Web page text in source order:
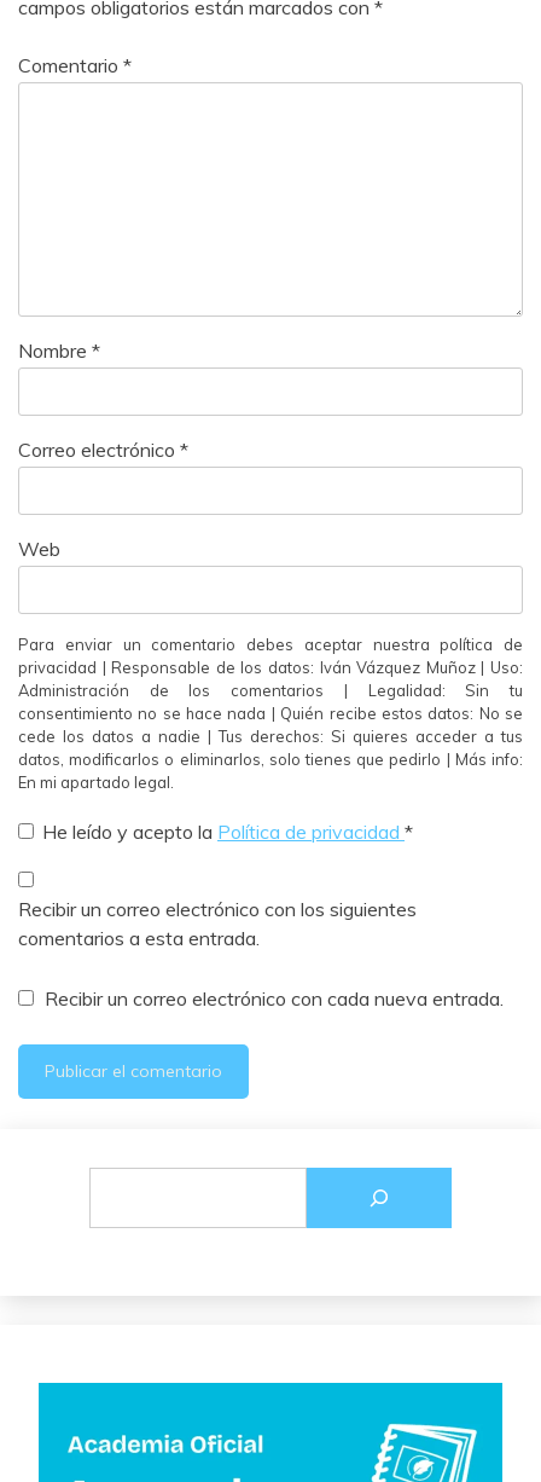
campos obligatorios están marcados con *
Comentario *
Nombre *
Correo electrónico *
Web
Para enviar un comentario debes aceptar nuestra política de
privacidad | Responsable de los datos: Iván Vázquez Muñoz | Uso:
Administración de los comentarios | Legalidad: Sin tu
consentimiento no se hace nada | Quién recibe estos datos: No se
cede los datos a nadie | Tus derechos: Si quieres acceder a tus
datos, modificarlos o eliminarlos, solo tienes que pedirlo | Más info:
En mi apartado legal.
He leído y acepto la Política de privacidad *
Recibir un correo electrónico con los siguientes
comentarios a esta entrada.
Recibir un correo electrónico con cada nueva entrada.